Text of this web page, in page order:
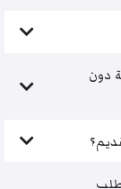
دون
طلب